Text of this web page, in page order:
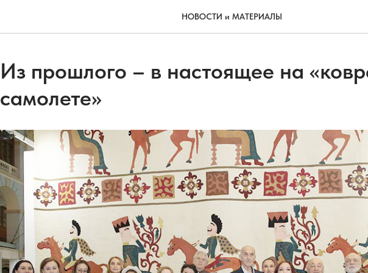
НОВОСТИ и МАТЕРИАЛЫ
Из прошлого – в настоящее на
самолете»